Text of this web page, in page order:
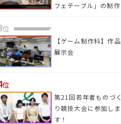
フェテーブル」の制作
位
【ゲーム制作科】作品
展示会
位
第21回若年者ものづく
り競技大会に参加しま
す！